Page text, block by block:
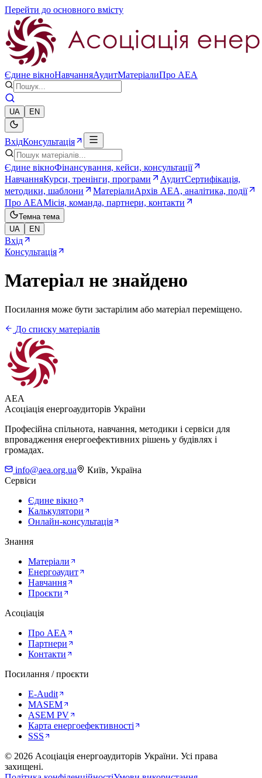
Перейти до основного вмісту
Єдине вікноНавчанняАудитМатеріалиПро AEA
UA EN
ВхідКонсультація
Єдине вікноФінансування, кейси, консультації
НавчанняКурси, тренінги, програми АудитСертифікація,
методики, шаблони
МатеріалиАрхів AEA, аналітика, події
Про AEAМісія, команда, партнери, контакти
Темна тема
UA
EN
Вхід
Консультація
Матеріал не знайдено
Посилання може бути застарілим або матеріал переміщено.
До списку матеріалів
AEA
Асоціація енергоаудиторів України
Професійна спільнота, навчання, методики і сервіси для
впровадження енергоефективних рішень у будівлях і
громадах.
info@aea.org.ua
Київ, Україна
Сервіси
Єдине вікно
Калькулятори
Онлайн-консультація
Знання
Матеріали
Енергоаудит
Навчання
Проєкти
Асоціація
Про AEA
Партнери
Контакти
Посилання / проєкти
E-Audit
MASEM
ASEM PV
Карта енергоефективності
SSS
© 2026 Асоціація енергоаудиторів України. Усі права
захищені.